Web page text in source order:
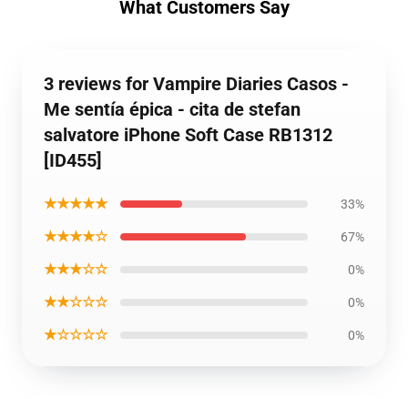
What Customers Say
3 reviews for Vampire Diaries Casos -
Me sentía épica - cita de stefan
salvatore iPhone Soft Case RB1312
[ID455]
★★★★★ 33%
★★★★☆ 67%
★★★☆☆ 0%
★★☆☆☆ 0%
★☆☆☆☆ 0%